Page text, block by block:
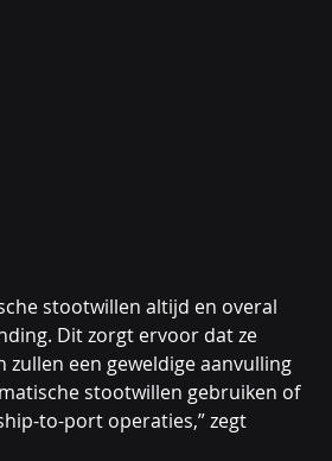
stootwillen altijd en overal
Dit zorgt ervoor dat ze
een geweldige aanvulling
stootwillen gebruiken of
to-port operaties,” zegt